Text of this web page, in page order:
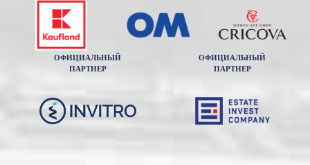
ОФИЦИАЛЬНЫЙ
ПАРТНЕР
ОФИЦИАЛЬНЫЙ
ПАРТНЕР